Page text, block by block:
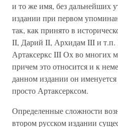
и то же имя, без дальнейших
издании при первом
так, как принято в
II, Дарий II, Архидам III и т.п.
Артаксеркс III Ох во многих
причем это относится и к
данном издании он
просто Артаксерксом.
Определенные сложности
втором русском издании